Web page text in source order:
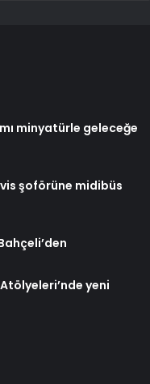
minyatürle geleceğe
şoförüne midibüs
yeni